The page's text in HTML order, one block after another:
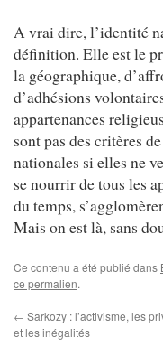
A vrai dire, l’identité
définition. Elle est le
la géographique,
d’adhésions
appartenances
sont pas des critères
nationales si elles ne
se nourrir de tous les
du temps,
Mais on est là, sans
Ce contenu a été publié dans
ce permalien.
← Sarkozy : l’activisme, les
et les inégalités